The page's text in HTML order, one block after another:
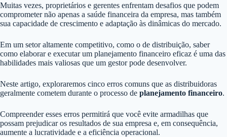
Muitas vezes, proprietários e gerentes enfrentam desafios que podem
comprometer não apenas a saúde financeira da empresa, mas também
sua capacidade de crescimento e adaptação às dinâmicas do mercado.
Em um setor altamente competitivo, como o de distribuição, saber
como elaborar e executar um planejamento financeiro eficaz é uma das
habilidades mais valiosas que um gestor pode desenvolver.
Neste artigo, exploraremos cinco erros comuns que as distribuidoras
geralmente cometem durante o processo de planejamento financeiro.
Compreender esses erros permitirá que você evite armadilhas que
possam prejudicar os resultados de sua empresa e, em consequência,
aumente a lucratividade e a eficiência operacional.